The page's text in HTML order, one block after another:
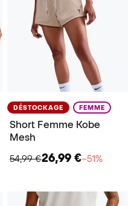
DÉSTOCKAGE FEMME
Short Femme Kobe
Mesh
54,99 €26,99 €−51%